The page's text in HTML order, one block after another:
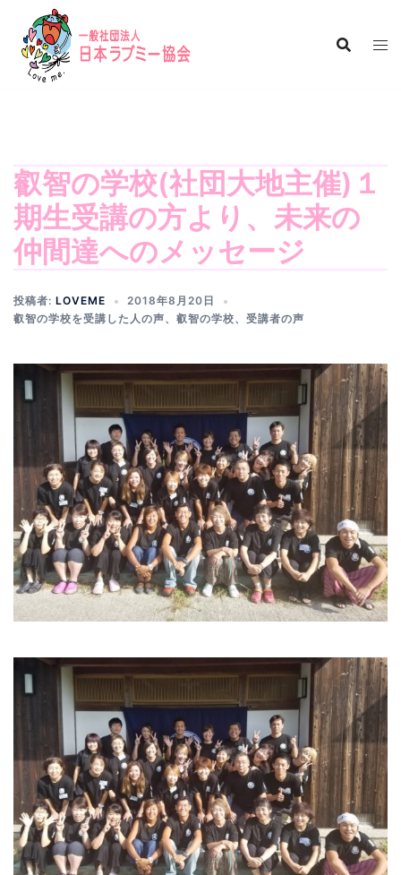
叡智の学校(社団大地主催)１
期生受講の方より、未来の
仲間達へのメッセージ
投稿者: LOVEME
2018年8月20日
叡智の学校を受講した人の声、 叡智の学校、 受講者の声